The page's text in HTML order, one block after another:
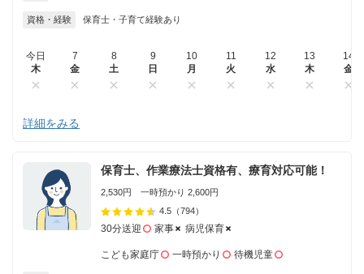
資格・経験 保育士・子育て経験あり
今日
木
7
金
8
土
9
日
10
月
11
火
12
水
13
木
14
金
詳細をみる
保育士、作業療法士資格有、療育対応可能！
2,530円 一時預かり 2,600円
4.5 （794）
30分送迎 家事 病児保育
こども家庭庁 一時預かり 待機児童